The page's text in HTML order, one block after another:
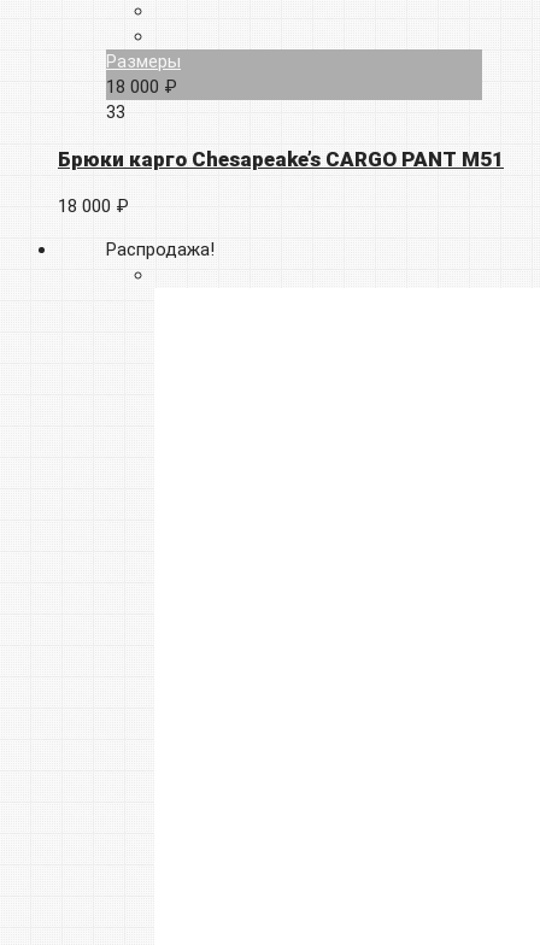
Размеры
18 000 ₽
33
Брюки карго Chesapeake’s CARGO PANT M51
18 000 ₽
Распродажа!